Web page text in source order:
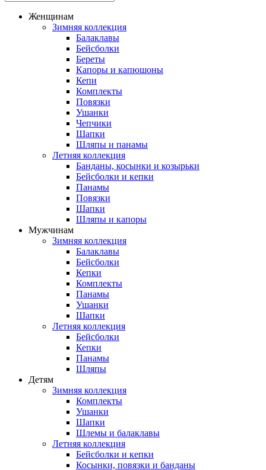
Женщинам
Зимняя коллекция
Балаклавы
Бейсболки
Береты
Капоры и капюшоны
Кепи
Комплекты
Повязки
Ушанки
Чепчики
Шапки
Шляпы и панамы
Летняя коллекция
Банданы, косынки и козырьки
Бейсболки и кепки
Панамы
Повязки
Шапки
Шляпы и капоры
Мужчинам
Зимняя коллекция
Балаклавы
Бейсболки
Кепки
Комплекты
Панамы
Ушанки
Шапки
Летняя коллекция
Бейсболки
Кепки
Панамы
Шляпы
Детям
Зимняя коллекция
Комплекты
Ушанки
Шапки
Шлемы и балаклавы
Летняя коллекция
Бейсболки и кепки
Косынки, повязки и банданы